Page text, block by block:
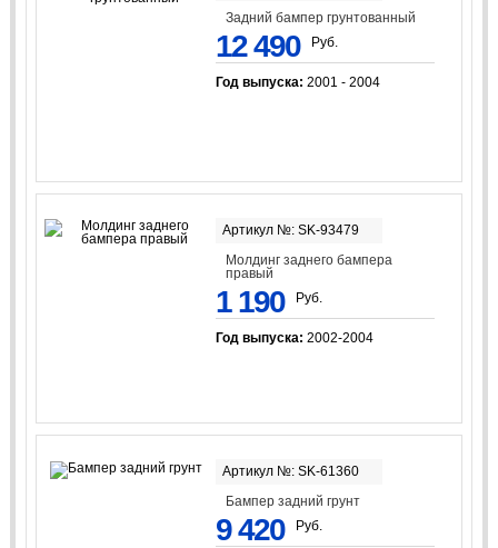
Задний бампер грунтованный
12 490 Руб.
Год выпуска: 2001 - 2004
Артикул №: SK-93479
Молдинг заднего бампера
правый
1 190 Руб.
Год выпуска: 2002-2004
Артикул №: SK-61360
Бампер задний грунт
9 420 Руб.